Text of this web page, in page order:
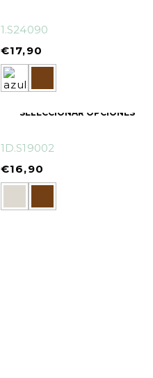
1.S24090
€17,90
SELECCIONAR OPCIONES
1D.S19002
€16,90